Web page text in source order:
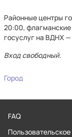
Районные центры
20:00,
госуслуг на ВДНХ
Вход свободный.
Город
FAQ